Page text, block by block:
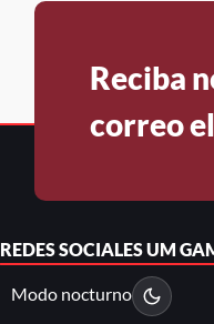
Reciba
correo
REDES SOCIALESUM
Modo nocturno